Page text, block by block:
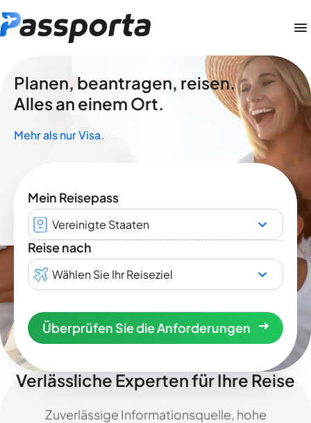
Planen, beantragen, reisen.
Alles an einem Ort.
Mehr als nur Visa.
Mein Reisepass
Vereinigte Staaten
Reise nach
Wählen Sie Ihr Reiseziel
Überprüfen Sie die Anforderungen
Verlässliche Experten für Ihre Reise
Zuverlässige Informationsquelle, hohe